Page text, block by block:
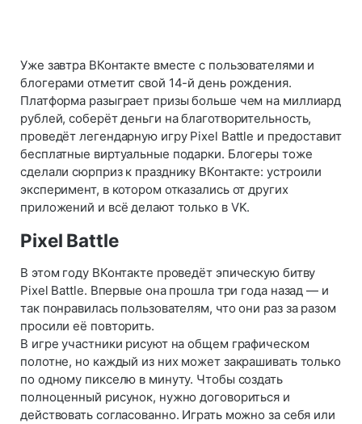
Уже завтра ВКонтакте вместе с пользователями и
блогерами отметит свой 14-й день рождения.
Платформа разыграет призы больше чем на миллиард
рублей, соберёт деньги на благотворительность,
проведёт легендарную игру Pixel Battle и предоставит
бесплатные виртуальные подарки. Блогеры тоже
сделали сюрприз к празднику ВКонтакте: устроили
эксперимент, в котором отказались от других
приложений и всё делают только в VK.
Pixel Battle
В этом году ВКонтакте проведёт эпическую битву
Pixel Battle. Впервые она прошла три года назад — и
так понравилась пользователям, что они раз за разом
просили её повторить.
В игре участники рисуют на общем графическом
полотне, но каждый из них может закрашивать только
по одному пикселю в минуту. Чтобы создать
полноценный рисунок, нужно договориться и
действовать согласованно. Играть можно за себя или